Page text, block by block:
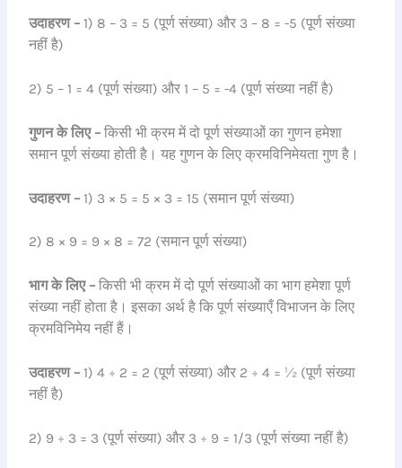
उदाहरण – 1) 8 – 3 = 5 (पूर्ण संख्या) और 3 – 8 = -5 (पूर्ण संख्या
नहीं है)
2) 5 – 1 = 4 (पूर्ण संख्या) और 1 – 5 = -4 (पूर्ण संख्या नहीं है)
गुणन के लिए – किसी भी क्रम में दो पूर्ण संख्याओं का गुणन हमेशा
समान पूर्ण संख्या होती है। यह गुणन के लिए क्रमविनिमेयता गुण है।
उदाहरण – 1) 3 × 5 = 5 × 3 = 15 (समान पूर्ण संख्या)
2) 8 × 9 = 9 × 8 = 72 (समान पूर्ण संख्या)
भाग के लिए – किसी भी क्रम में दो पूर्ण संख्याओं का भाग हमेशा पूर्ण
संख्या नहीं होता है। इसका अर्थ है कि पूर्ण संख्याएँ विभाजन के लिए
क्रमविनिमेय नहीं हैं।
उदाहरण – 1) 4 ÷ 2 = 2 (पूर्ण संख्या) और 2 ÷ 4 = ½ (पूर्ण संख्या
नहीं है)
2) 9 ÷ 3 = 3 (पूर्ण संख्या) और 3 ÷ 9 = 1/3 (पूर्ण संख्या नहीं है)